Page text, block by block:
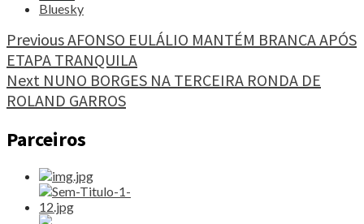
SERÁ
UMA
JORNADA
MEMORÁVEL"
Bluesky
Continue
Reading
PreviousAFONSO EULÁLIO MANTÉM BRANCA APÓS
ETAPA TRANQUILA
Next NUNO BORGES NA TERCEIRA RONDA DE
ROLAND GARROS
Parceiros